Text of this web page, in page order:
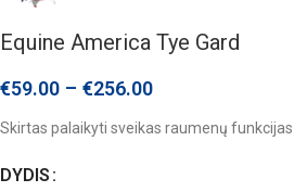
Equine America Tye Gard
€59.00 – €256.00
Skirtas palaikyti sveikas raumenų funkcijas
DYDIS